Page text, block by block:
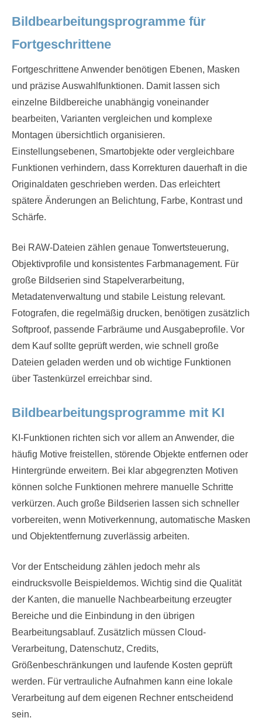
Bildbearbeitungsprogramme für
Fortgeschrittene
Fortgeschrittene Anwender benötigen Ebenen, Masken
und präzise Auswahlfunktionen. Damit lassen sich
einzelne Bildbereiche unabhängig voneinander
bearbeiten, Varianten vergleichen und komplexe
Montagen übersichtlich organisieren.
Einstellungsebenen, Smartobjekte oder vergleichbare
Funktionen verhindern, dass Korrekturen dauerhaft in die
Originaldaten geschrieben werden. Das erleichtert
spätere Änderungen an Belichtung, Farbe, Kontrast und
Schärfe.
Bei RAW-Dateien zählen genaue Tonwertsteuerung,
Objektivprofile und konsistentes Farbmanagement. Für
große Bildserien sind Stapelverarbeitung,
Metadatenverwaltung und stabile Leistung relevant.
Fotografen, die regelmäßig drucken, benötigen zusätzlich
Softproof, passende Farbräume und Ausgabeprofile. Vor
dem Kauf sollte geprüft werden, wie schnell große
Dateien geladen werden und ob wichtige Funktionen
über Tastenkürzel erreichbar sind.
Bildbearbeitungsprogramme mit KI
KI-Funktionen richten sich vor allem an Anwender, die
häufig Motive freistellen, störende Objekte entfernen oder
Hintergründe erweitern. Bei klar abgegrenzten Motiven
können solche Funktionen mehrere manuelle Schritte
verkürzen. Auch große Bildserien lassen sich schneller
vorbereiten, wenn Motiverkennung, automatische Masken
und Objektentfernung zuverlässig arbeiten.
Vor der Entscheidung zählen jedoch mehr als
eindrucksvolle Beispieldemos. Wichtig sind die Qualität
der Kanten, die manuelle Nachbearbeitung erzeugter
Bereiche und die Einbindung in den übrigen
Bearbeitungsablauf. Zusätzlich müssen Cloud-
Verarbeitung, Datenschutz, Credits,
Größenbeschränkungen und laufende Kosten geprüft
werden. Für vertrauliche Aufnahmen kann eine lokale
Verarbeitung auf dem eigenen Rechner entscheidend
sein.